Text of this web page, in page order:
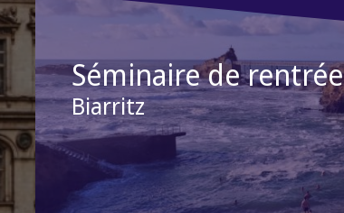
Séminaire de rentrée
Biarritz